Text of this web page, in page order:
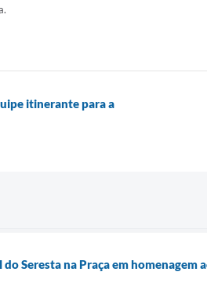
itinerante para a
Seresta na Praça em homenagem